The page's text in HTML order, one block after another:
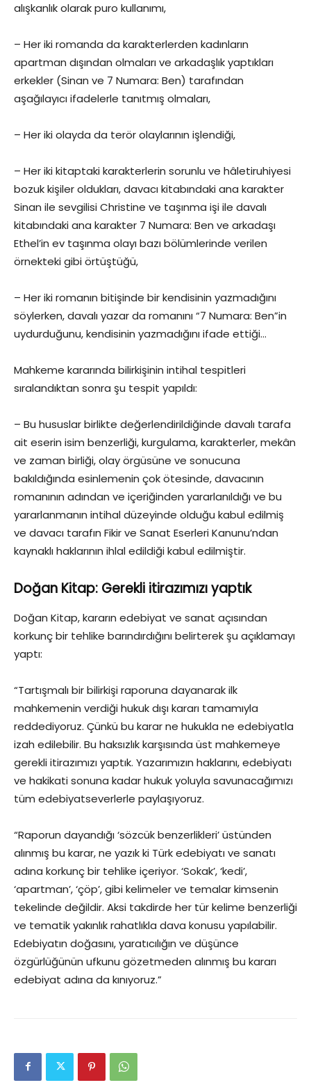
alışkanlık olarak puro kullanımı,
– Her iki romanda da karakterlerden kadınların
apartman dışından olmaları ve arkadaşlık yaptıkları
erkekler (Sinan ve 7 Numara: Ben) tarafından
aşağılayıcı ifadelerle tanıtmış olmaları,
– Her iki olayda da terör olaylarının işlendiği,
– Her iki kitaptaki karakterlerin sorunlu ve hâletiruhiyesi
bozuk kişiler oldukları, davacı kitabındaki ana karakter
Sinan ile sevgilisi Christine ve taşınma işi ile davalı
kitabındaki ana karakter 7 Numara: Ben ve arkadaşı
Ethel’in ev taşınma olayı bazı bölümlerinde verilen
örnekteki gibi örtüştüğü,
– Her iki romanın bitişinde bir kendisinin yazmadığını
söylerken, davalı yazar da romanını “7 Numara: Ben”in
uydurduğunu, kendisinin yazmadığını ifade ettiği…
Mahkeme kararında bilirkişinin intihal tespitleri
sıralandıktan sonra şu tespit yapıldı:
– Bu hususlar birlikte değerlendirildiğinde davalı tarafa
ait eserin isim benzerliği, kurgulama, karakterler, mekân
ve zaman birliği, olay örgüsüne ve sonucuna
bakıldığında esinlemenin çok ötesinde, davacının
romanının adından ve içeriğinden yararlanıldığı ve bu
yararlanmanın intihal düzeyinde olduğu kabul edilmiş
ve davacı tarafın Fikir ve Sanat Eserleri Kanunu’ndan
kaynaklı haklarının ihlal edildiği kabul edilmiştir.
Doğan Kitap: Gerekli itirazımızı yaptık
Doğan Kitap, kararın edebiyat ve sanat açısından
korkunç bir tehlike barındırdığını belirterek şu açıklamayı
yaptı:
“Tartışmalı bir bilirkişi raporuna dayanarak ilk
mahkemenin verdiği hukuk dışı kararı tamamıyla
reddediyoruz. Çünkü bu karar ne hukukla ne edebiyatla
izah edilebilir. Bu haksızlık karşısında üst mahkemeye
gerekli itirazımızı yaptık. Yazarımızın haklarını, edebiyatı
ve hakikati sonuna kadar hukuk yoluyla savunacağımızı
tüm edebiyatseverlerle paylaşıyoruz.
“Raporun dayandığı ‘sözcük benzerlikleri’ üstünden
alınmış bu karar, ne yazık ki Türk edebiyatı ve sanatı
adına korkunç bir tehlike içeriyor. ‘Sokak’, ‘kedi’,
‘apartman’, ‘çöp’, gibi kelimeler ve temalar kimsenin
tekelinde değildir. Aksi takdirde her tür kelime benzerliği
ve tematik yakınlık rahatlıkla dava konusu yapılabilir.
Edebiyatın doğasını, yaratıcılığın ve düşünce
özgürlüğünün ufkunu gözetmeden alınmış bu kararı
edebiyat adına da kınıyoruz.”